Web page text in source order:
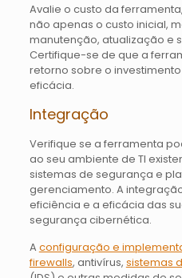
Avalie o custo da
não apenas o custo inicial,
manutenção, atualização e
Certifique-se de que a
retorno sobre o
eficácia.
Integração
Verifique se a ferramenta
ao seu ambiente de TI
sistemas de segurança e
gerenciamento. A
eficiência e a eficácia das
segurança cibernética.
A configuração e
firewalls, antivírus, sistemas